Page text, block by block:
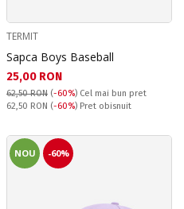
TERMIT
Sapca Boys Baseball
Текуща цена:
25,00 RON
62,50 RON (-60%) Cel mai bun pret
Pret obisnuit:
62,50 RON (-60%) Pret obisnuit
NOU -60%